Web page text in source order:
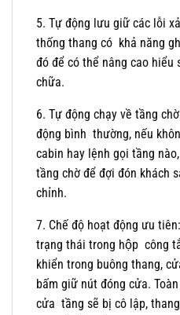
5. Tự động lưu giữ các lỗi
thống thang có khả năng
đó để có thể nâng cao
chữa.
6. Tự động chạy về tầng
động bình thường, nếu
cabin hay lệnh gọi tầng
tầng chờ để đợi đón khách
chỉnh.
7. Chế độ hoạt động ưu
trạng thái trong hộp công
khiển trong buông thang,
bấm giữ nút đóng cửa.
cửa tầng sẽ bị cô lập,